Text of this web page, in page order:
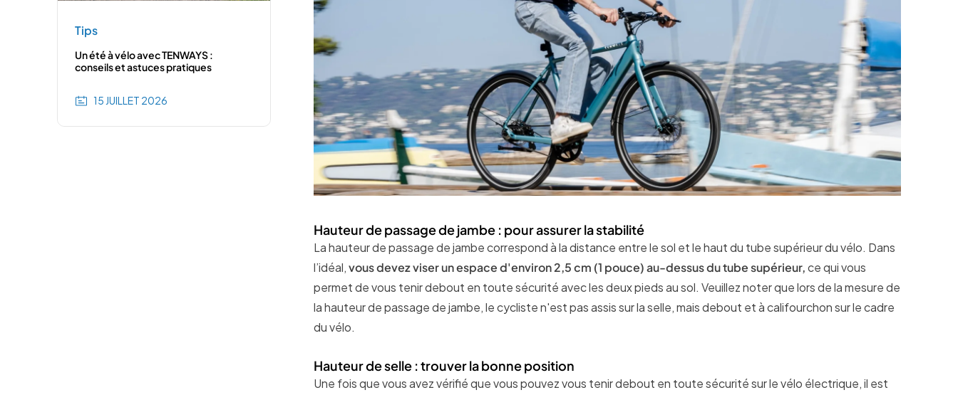
Hauteur de passage de jambe : pour assurer la stabilité
La hauteur de passage de jambe correspond à la distance entre le sol et le haut du tube supérieur du vélo. Dans
l’idéal,vous devez viser un espace d'environ 2,5 cm (1 pouce) au-dessus du tube supérieur,ce qui vous
permet de vous tenir debout en toute sécurité avec les deux pieds au sol. Veuillez noter que lors de la mesure de
la hauteur de passage de jambe, le cycliste n'est pas assis sur la selle, mais debout et à califourchon sur le cadre
du vélo.
Hauteur de selle : trouver la bonne position
Une fois que vous avez vérifié que vous pouvez vous tenir debout en toute sécurité sur le vélo électrique, il est
Tips
Un été à vélo avec TENWAYS :
conseils et astuces pratiques
15 JUILLET 2026